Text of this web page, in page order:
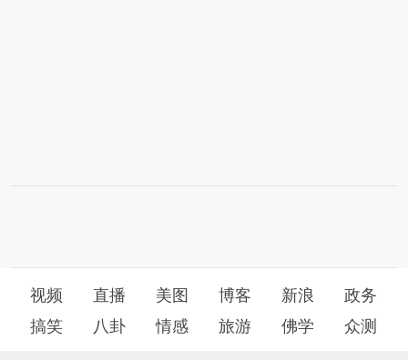
视频 直播 美图 博客 新浪
政务
搞笑
八卦 情感 旅游 佛学 众测